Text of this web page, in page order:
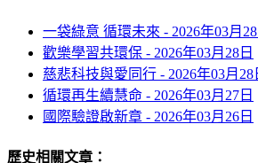
一袋綠意 循環未來 - 2026年03月28
歡樂學習共環保 - 2026年03月28日
慈悲科技與愛同行 - 2026年03月28
循環再生續慧命 - 2026年03月27日
國際驗證啟新章 - 2026年03月26日
歷史相關文章：